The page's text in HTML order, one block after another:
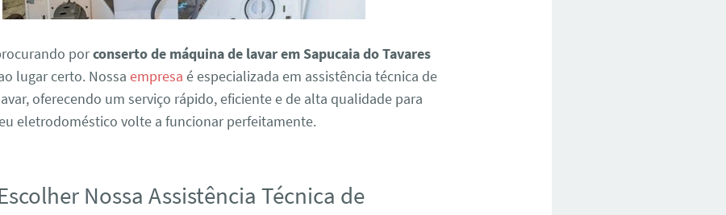
porconserto de máquina de lavar em Sapucaia do Tavares
lugar certo. Nossaempresa é especializada em assistência técnica de
oferecendo um serviço rápido, eficiente e de alta qualidade para
eletrodoméstico volte a funcionar perfeitamente.
Nossa Assistência Técnica de